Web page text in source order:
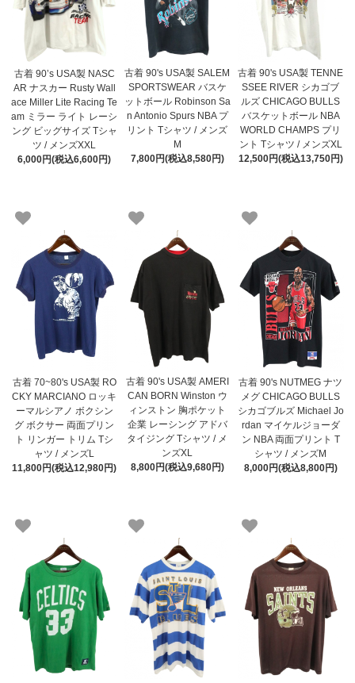
古着 90’s USA製 NASC
AR ナスカー Rusty Wall
ace Miller Lite Racing Te
am ミラー ライト レーシ
ング ビッグサイズ Tシャ
ツ / メンズXXL
6,000円(税込6,600円)
古着 90's USA製 SALEM
SPORTSWEAR バスケ
ットボール Robinson Sa
n Antonio Spurs NBA プ
リント Tシャツ / メンズ
M
7,800円(税込8,580円)
古着 90's USA製 TENNE
SSEE RIVER シカゴブ
ルズ CHICAGO BULLS
バスケットボール NBA
WORLD CHAMPS プリ
ント Tシャツ / メンズXL
12,500円(税込13,750円)
古着 70~80's USA製 RO
CKY MARCIANO ロッキ
ーマルシアノ ボクシン
グ ボクサー 両面プリン
ト リンガー トリム Tシ
ャツ / メンズL
11,800円(税込12,980円)
古着 90's USA製 AMERI
CAN BORN Winston ウ
ィンストン 胸ポケット
企業 レーシング アドバ
タイジング Tシャツ / メ
ンズXL
8,800円(税込9,680円)
古着 90's NUTMEG ナツ
メグ CHICAGO BULLS
シカゴブルズ Michael Jo
rdan マイケルジョーダ
ン NBA 両面プリント T
シャツ / メンズM
8,000円(税込8,800円)